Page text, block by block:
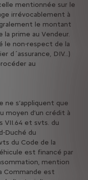
mentionnée sur le
irrévocablement à
le montant
prime au Vendeur.
le non-respect de la
d´assurance, DIV...)
au
ne s’appliquent que
moyen d’un crédit à
VII.64 et svts. du
Duché du
du Code de la
est financé par
mention
Commande est